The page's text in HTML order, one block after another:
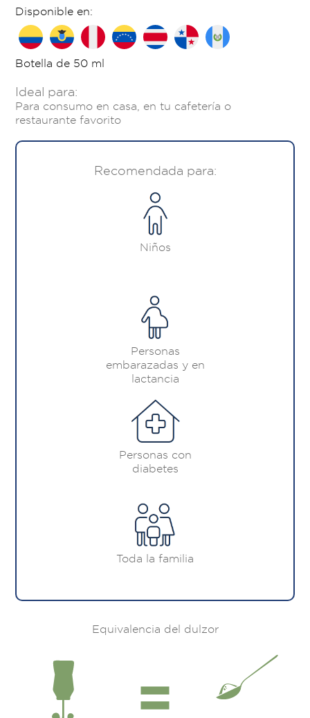
Disponible en:
Botella de 50 ml
Ideal para:
Para consumo en casa, en tu cafetería o
restaurante favorito
Recomendada para:
Niños
Personas
embarazadas y en
lactancia
Personas con
diabetes
Toda la familia
Equivalencia del dulzor